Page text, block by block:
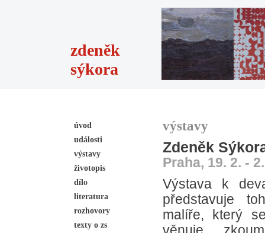
zdeněk
sýkora
úvod
události
výstavy
životopis
dílo
literatura
rozhovory
texty o zs
výstavy
Zdeněk
Praha, 19. 2. -
Výstava k
představuje
malíře, který